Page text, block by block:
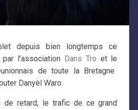
depuis bien longtemps ce
l’association Dans Tro et le
de toute la Bretagne
Danyèl Waro.
de retard, le trafic de ce grand